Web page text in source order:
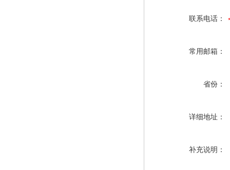
联系电话：
常用邮箱：
省份：
详细地址：
补充说明：